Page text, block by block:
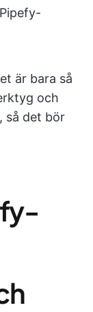
är bara så
och
så det bör